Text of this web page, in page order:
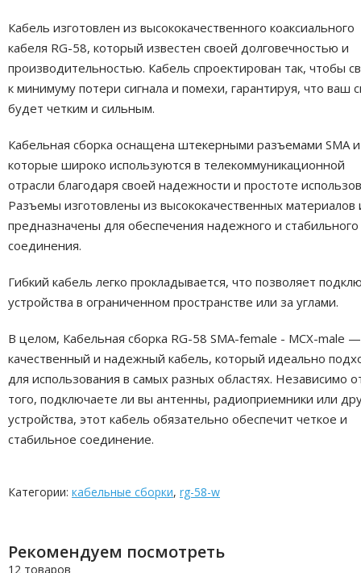
Кабель изготовлен из высококачественного коаксиального
кабеля RG-58, который известен своей долговечностью и
производительностью. Кабель спроектирован так, чтобы
к минимуму потери сигнала и помехи, гарантируя, что ваш
будет четким и сильным.
Кабельная сборка оснащена штекерными разъемами SMA и
которые широко используются в телекоммуникационной
отрасли благодаря своей надежности и простоте
Разъемы изготовлены из высококачественных материалов
предназначены для обеспечения надежного и стабильного
соединения.
Гибкий кабель легко прокладывается, что позволяет
устройства в ограниченном пространстве или за углами.
В целом, Кабельная сборка RG-58 SMA-female - MCX-male
качественный и надежный кабель, который идеально
для использования в самых разных областях. Независимо
того, подключаете ли вы антенны, радиоприемники или
устройства, этот кабель обязательно обеспечит четкое и
стабильное соединение.
Категории: кабельные сборки, rg-58-w
Рекомендуем посмотреть
12 товаров